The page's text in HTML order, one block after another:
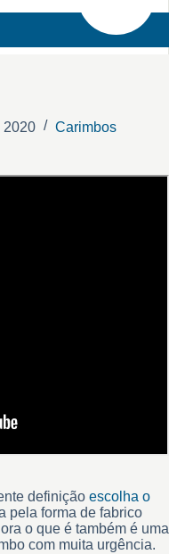
2020 Carimbos
definição escolha o
pela forma de fabrico
o que é também é uma
com muita urgência.